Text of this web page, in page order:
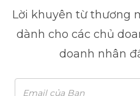
Lời khuyên từ thương
dành cho các chủ
doanh nhân